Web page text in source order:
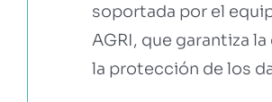
soportada por el
AGRI, que garantiza
la protección de los